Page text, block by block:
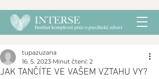
JAK TANČÍTE VE VAŠEM VZTAHU VY?
tupazuzana
16. 5. 2023 Minut čtení: 2